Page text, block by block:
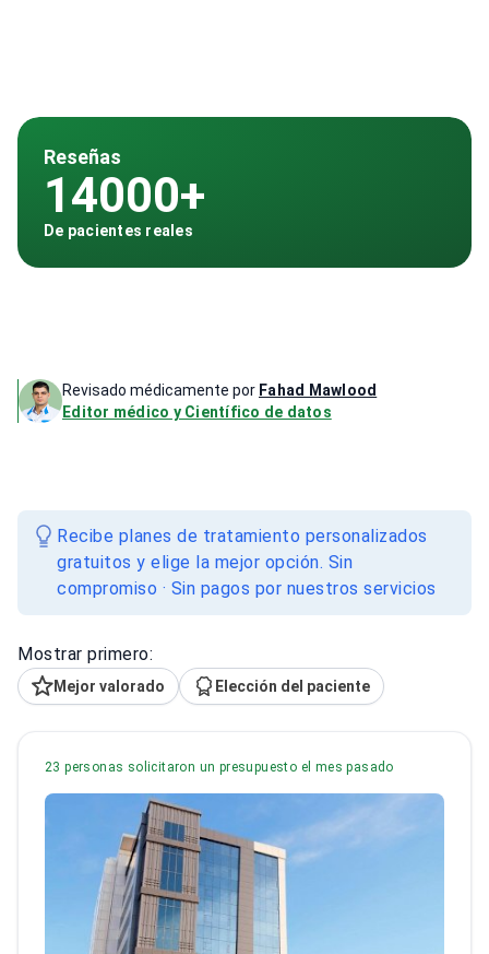
Revisado médicamente por Fahad Mawlood
Editor médico y Científico de datos
Reseñas
14000+
De pacientes reales
Recibe planes de tratamiento personalizados
gratuitos y elige la mejor opción. Sin
compromiso · Sin pagos por nuestros servicios
Mostrar primero:
Mejor valorado Elección del paciente
23 personas solicitaron un presupuesto el mes pasado